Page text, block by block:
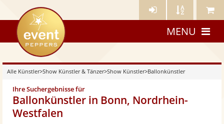
Künstler- Künstler Meine
eventpeppers
MENU
Alle Künstler>Show Künstler & Tänzer>Show Künstler>Ballonkünstler
Ihre Suchergebnisse für
Ballonkünstler in Bonn, Nordrhein-
Westfalen